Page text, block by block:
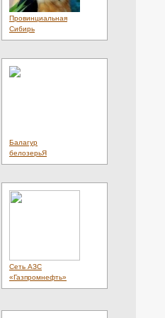
Провинциальная
Сибирь
Балагур
белозерьЯ
Сеть АЗС
«Газпромнефть»